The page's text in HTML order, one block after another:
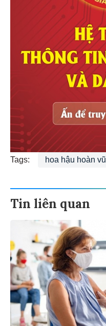
Tags: hoa hậu hoàn vũ
Tin liên quan